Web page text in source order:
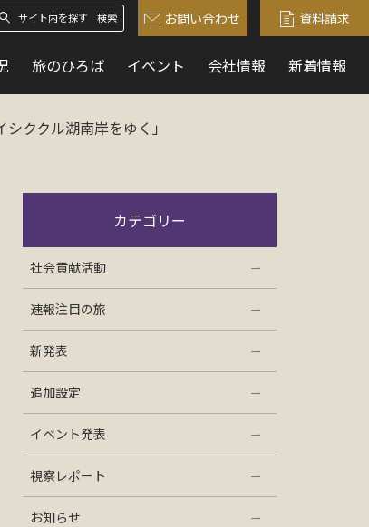
検索 お問い合わせ 資料請求
旅のひろば イベント 会社情報 新着情報
ククル湖南岸をゆく」
カテゴリー
社会貢献活動
速報注目の旅
新発表
追加設定
イベント発表
視察レポート
お知らせ